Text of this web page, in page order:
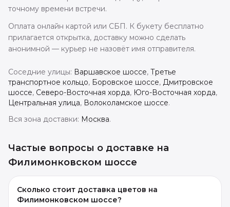
точному времени встречи.
Оплата онлайн картой или СБП. К букету бесплатно
прилагается открытка, доставку можно сделать
анонимной — курьер не назовёт имя отправителя.
Соседние улицы: Варшавское шоссе, Третье
транспортное кольцо, Боровское шоссе, Дмитровское
шоссе, Северо-Восточная хорда, Юго-Восточная хорда,
Центральная улица, Волоколамское шоссе.
Вся зона доставки: Москва.
Частые вопросы о доставке на
Филимонковском шоссе
Сколько стоит доставка цветов на
Филимонковском шоссе?